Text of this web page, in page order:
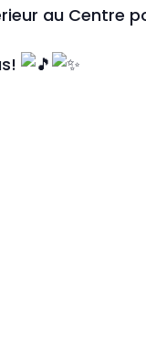
au Centre